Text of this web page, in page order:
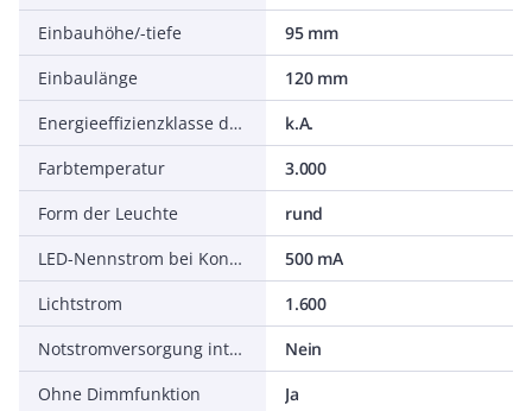
Einbauhöhe/-tiefe
95 mm
Einbaulänge
120 mm
Energieeffizienzklasse des mitgelieferten austauschbaren Leuchtmittels
k.A.
Farbtemperatur
3.000
Form der Leuchte
rund
LED-Nennstrom bei Konstantstrom
500 mA
Lichtstrom
1.600
Notstromversorgung integriert
Nein
Ohne Dimmfunktion
Ja